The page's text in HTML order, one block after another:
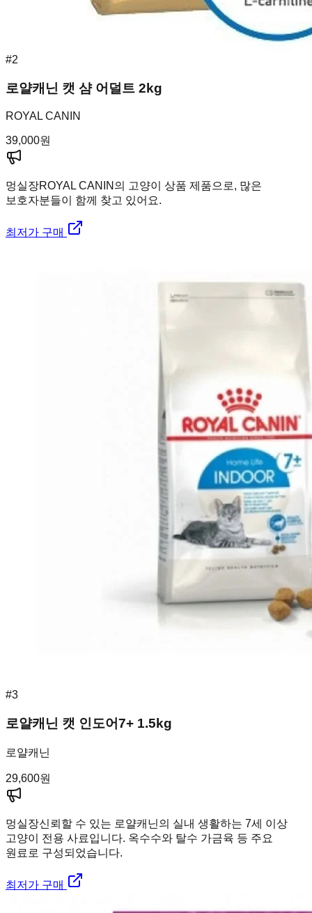
#2
로얄캐닌 캣 샴 어덜트 2kg
ROYAL CANIN
39,000원
멍실장ROYAL CANIN의 고양이 상품 제품으로, 많은
보호자분들이 함께 찾고 있어요.
최저가 구매
#3
로얄캐닌 캣 인도어7+ 1.5kg
로얄캐닌
29,600원
멍실장신뢰할 수 있는 로얄캐닌의 실내 생활하는 7세 이상
고양이 전용 사료입니다. 옥수수와 탈수 가금육 등 주요
원료로 구성되었습니다.
최저가 구매